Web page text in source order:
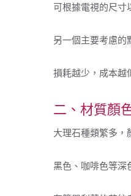
可根據電視的尺寸
另一個主要考慮的
損耗越少，成本越
二、材質顏
大理石種類繁多，
黑色、咖啡色等深